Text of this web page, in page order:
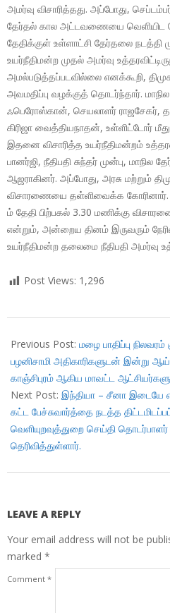
அமர்வு விசாரித்தது. அப்போது,
தேர்தல் கால அட்டவணையை வெளியிட
தேதிக்குள் உள்ளாட்சி தேர்தலை நடத்தி
உயர்நீதிமன்ற முதல் அமர்வு
அமல்படுத்தப்படவில்லை எனக்கூறி,
அவமதிப்பு வழக்குத் தொடர்ந்தார்.
ஃபெரோஸ்கான், செயலாளர் ராஜசேகர்,
கிரிஜா வைத்தியநாதன், உள்ளிட்டோர்
இதனை விசாரித்த உயர்நீதிமன்றம்
பானர்ஜி, நீதிபதி சுந்தர் முன்பு,
ஆஜராகினர். அப்போது, அரசு மற்றும்
விசாரணையை தள்ளிவைக்க கோரினார்.
ம் தேதி பிற்பகல் 3.30 மணிக்கு
என்றும், அன்றைய தினம் இருவரும்
உயர்நீதிமன்ற தலைமை நீதிபதி அமர்வு
Post Views: 1,296
11-
11
Previous Post: மழை பாதிப்பு நிலவரம்
பழனிசாமி அதிகாரிகளுடன் இன்று
காஞ்சிபுரம் ஆகிய மாவட்ட
Next Post: இந்தியா – சீனா இடையே
கட்ட பேச்சுவார்த்தை நடத்த
வெளியுறவுத்துறை செய்தி
தெரிவித்துள்ளார்.
LEAVE A REPLY
Your email address will not be
marked *
Comment *